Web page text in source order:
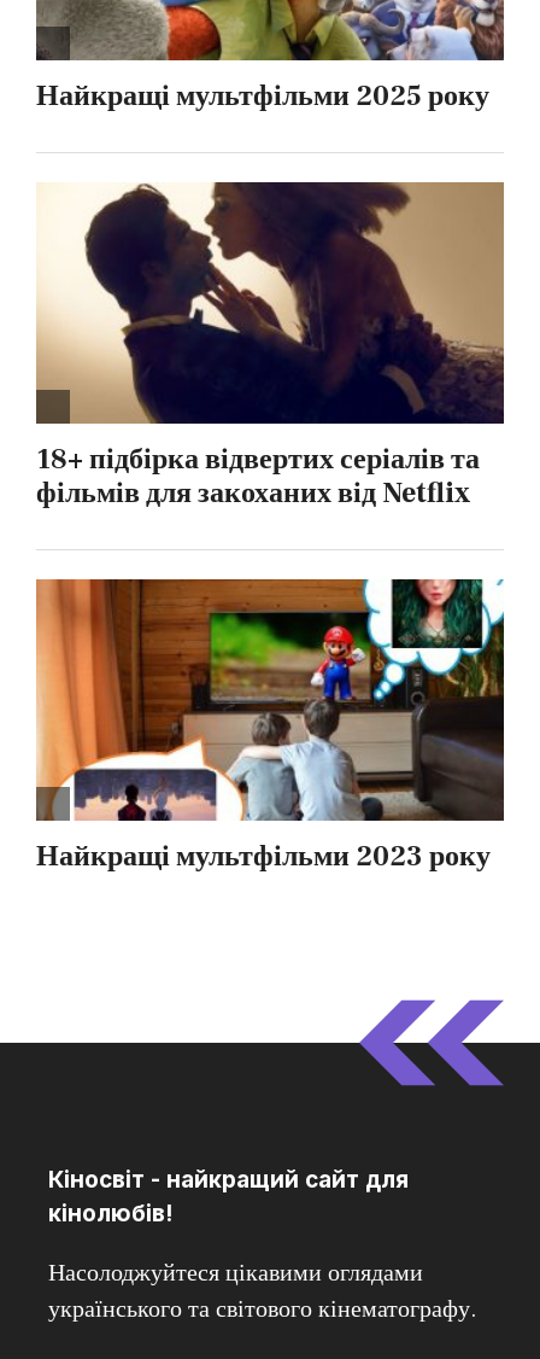
Кіносвіт - найкращий сайт для
кінолюбів!
Насолоджуйтеся цікавими оглядами
українського та світового кінематографу.